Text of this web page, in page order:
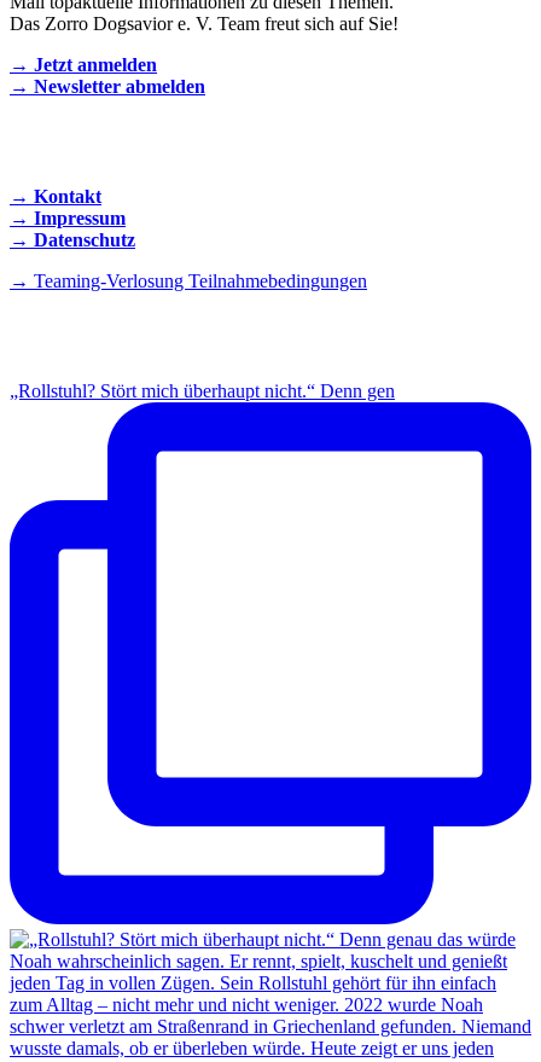
Das Zorro Dogsavior e. V. Team freut sich auf Sie!
→ Jetzt anmelden
→ Newsletter abmelden
→ Kontakt
→ Impressum
→ Datenschutz
→ Teaming-Verlosung Teilnahmebedingungen
„Rollstuhl? Stört mich überhaupt nicht.“ Denn gen